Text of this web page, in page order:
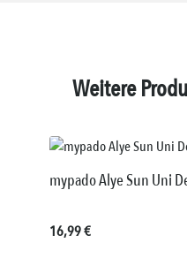
Weitere
mypado Alye Sun Uni
Regulärer Preis:
16,99 €